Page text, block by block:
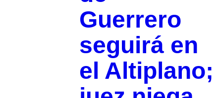
Guerrero
seguirá en
el Altiplano;